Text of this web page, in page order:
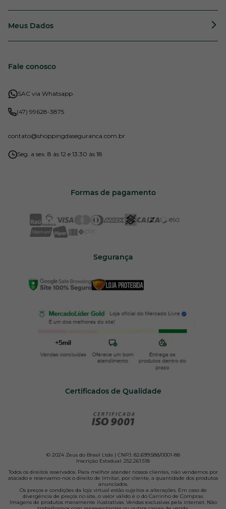
Meus Dados
Fale conosco
SAC via Whatsapp
(47) 99628-3875
contato@shoppingdaseguranca.com.br
Seg. a sex. 8 às 12 e 13:30 às 18
Formas de pagamento
Segurança
Certificados de Qualidade
© 2024 Zeus do Brasil Ltda | CNPJ: 82.699.588/0001-88
Inscrição Estadual: 252.261.518
Todos os direitos reservados. Para melhor atender nossos clientes, não vendemos por
atacado e reservamo-nos o direito de limitar, por cliente, a quantidade dos produtos
anunciados.
Os preços e condições da loja virtual estão sujeitos a alterações. Em caso de
divergência de preços no site, o valor válido é o do Carrinho de Compras.
Imagens de produtos meramente ilustrativas. Vendas exclusivas pela internet. Não